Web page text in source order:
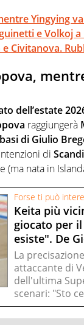
Yingying
e Volkoj a
Civitanova.
dell’estate
raggiungerà
di Giulio
di
(ma nata in
Forse ti può
Keita più
giocato per
esiste". De
La
attaccante di
dell'ultima
scenari: "Sto